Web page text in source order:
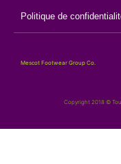
Politique de
Mescot Footwear Group Co.
Copyright 2018 ©